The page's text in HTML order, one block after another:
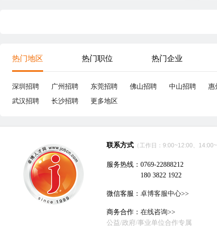
热门地区 热门职位 热门企业
深圳招聘 广州招聘 东莞招聘 佛山招聘 中山招聘
惠
武汉招聘
长沙招聘 更多地区
联系方式 （工作日：9:00~12:00、
服务热线：0769-22888212
180 3822 1922
微信客服： 卓博客服中心>>
商务合作： 在线咨询>>
公益/政府/事业单位合作专属